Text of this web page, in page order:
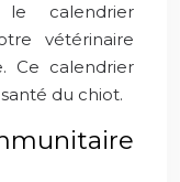
le calendrier
vétérinaire
Ce calendrier
du chiot.